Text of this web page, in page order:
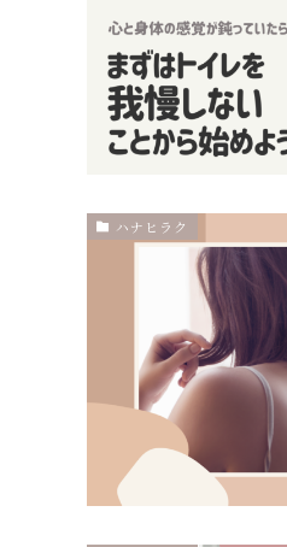
ハナヒラク